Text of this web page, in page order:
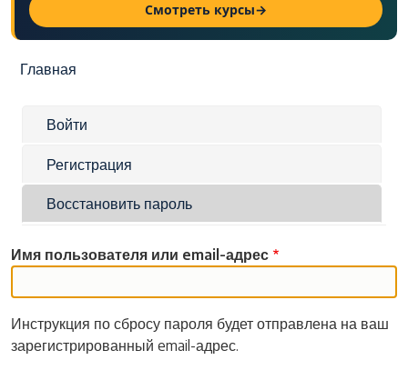
Смотреть курсы→
Строка навигации
Главная
Главные вкладки
Войти
Регистрация
Восстановить пароль
Имя пользователя или email-адрес
Инструкция по сбросу пароля будет отправлена на ваш
зарегистрированный email-адрес.